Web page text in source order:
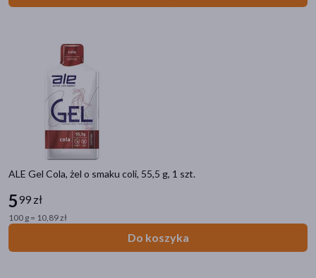
ALE Gel Cola, żel o smaku coli, 55,5 g, 1 szt.
599 zł
100 g = 10,89 zł
Do koszyka
Filtry
Dostępny (60)
Wysyłka 0 zł
Znakomitość Roku
Bestseller (5)